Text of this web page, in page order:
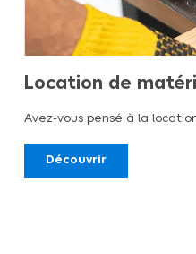
Location de
Avez-vous pensé à la
Découvrir